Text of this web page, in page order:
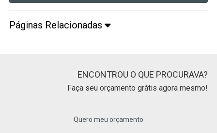
Páginas Relacionadas
ENCONTROU O QUE PROCURAVA?
Faça seu orçamento grátis agora mesmo!
Quero meu orçamento